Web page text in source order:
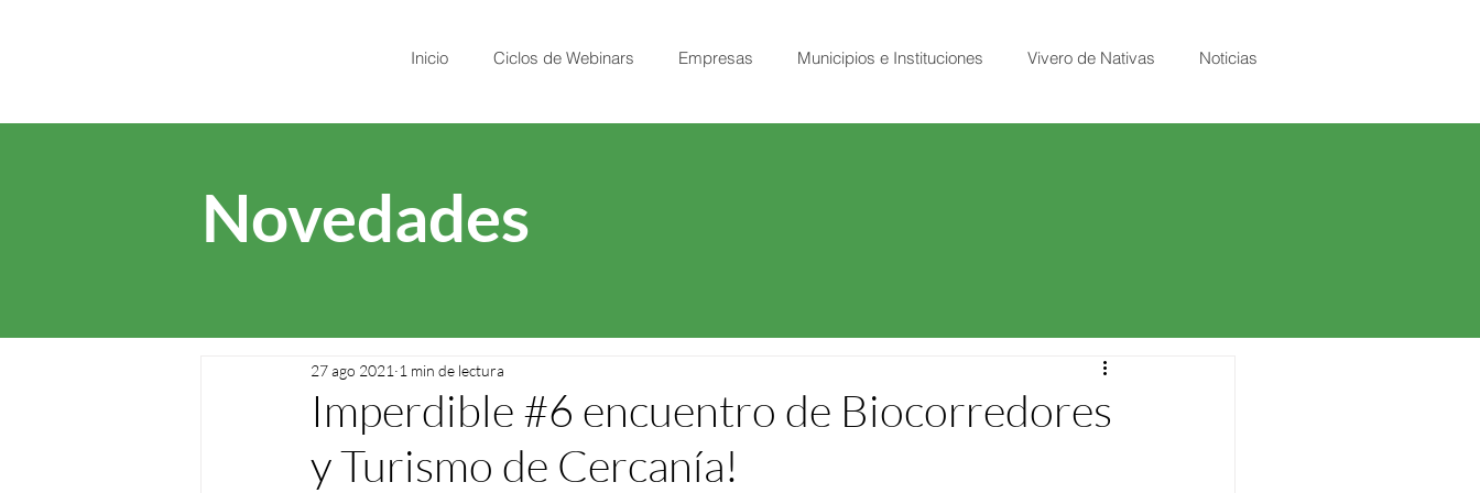
Inicio Ciclos de Webinars Empresas Municipios e Instituciones Vivero de Nativas Noticias
Imperdible #6 encuentro de Biocorredores
y Turismo de Cercanía!
27 ago 2021 1 min de lectura
Novedades